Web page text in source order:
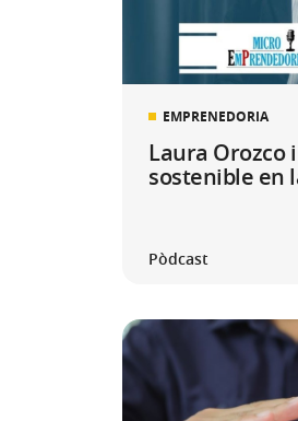
EMPRENEDORIA
Laura Orozco
sostenible en
Pòdcast